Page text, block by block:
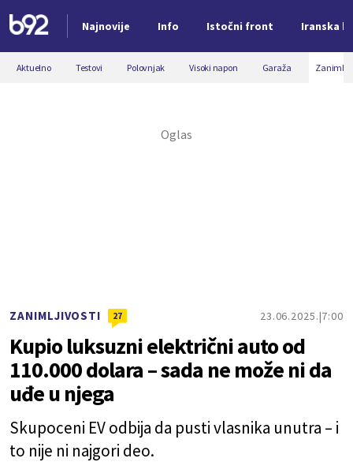
Najnovije Info Istočni front Iranska
Nova vest
Aktuelno Testovi Polovnjak Visoki napon Garaža
ZANIMLJIVOSTI 27 23.06.2025. 7:00
Kupio luksuzni električni auto od
110.000 dolara – sada ne može ni da
uđe u njega
Skupoceni EV odbija da pusti vlasnika unutra – i
to nije ni najgori deo.